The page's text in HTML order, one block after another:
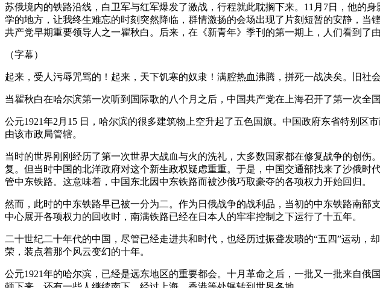
苏俄境内的铁路沿线，白卫军与红军爆发了激战，行程就此耽搁下来。11月7日，他的
学的地方，让我终生难忘的时刻突然降临，群情激扬的会场出现了片刻短暂的安静，
共产党早期重要领导人之一瞿秋白。后来，在《新青年》季刊的第一期上，人们看到了
（字幕）
起来，受人污辱咒骂的！起来，天下饥寒的奴隶！满腔热血沸腾，拼死一战决矣。旧社
当瞿秋白在哈尔滨第一次听到国际歌的八个月之后，中国共产党在上海召开了第一次全国
公元1921年2月15 日，哈尔滨的很多建筑物上空升起了五色国旗。中国政府东省特别
由该市政局管辖。
当时的世界刚刚经历了第一次世界大战血与火的洗礼，大多数国家都在修复战争的创
复。但当时中国的北洋政府对这个新生政权疑虑重重。于是，中国交通部找来了沙俄
管中东铁路。这意味着，中国东北因中东铁路而被沙俄巧取豪夺的各项权力开始回归。
然而，此时的中东铁路早已被一分为二。作为日俄战争的战利品，当初的中东铁路南
中心展开各项权力的回收时，南满铁路已经在日本人的牢牢控制之下运行了十五年。
二十世纪二十年代的中国，尽管已经走进共和时代，也经历过振聋发聩的“五四”运动
荣，装点着那个风云变幻的十年。
公元1921年的哈尔滨，已经是远东地区的重要都会。十月革命之后，一批又一批来自